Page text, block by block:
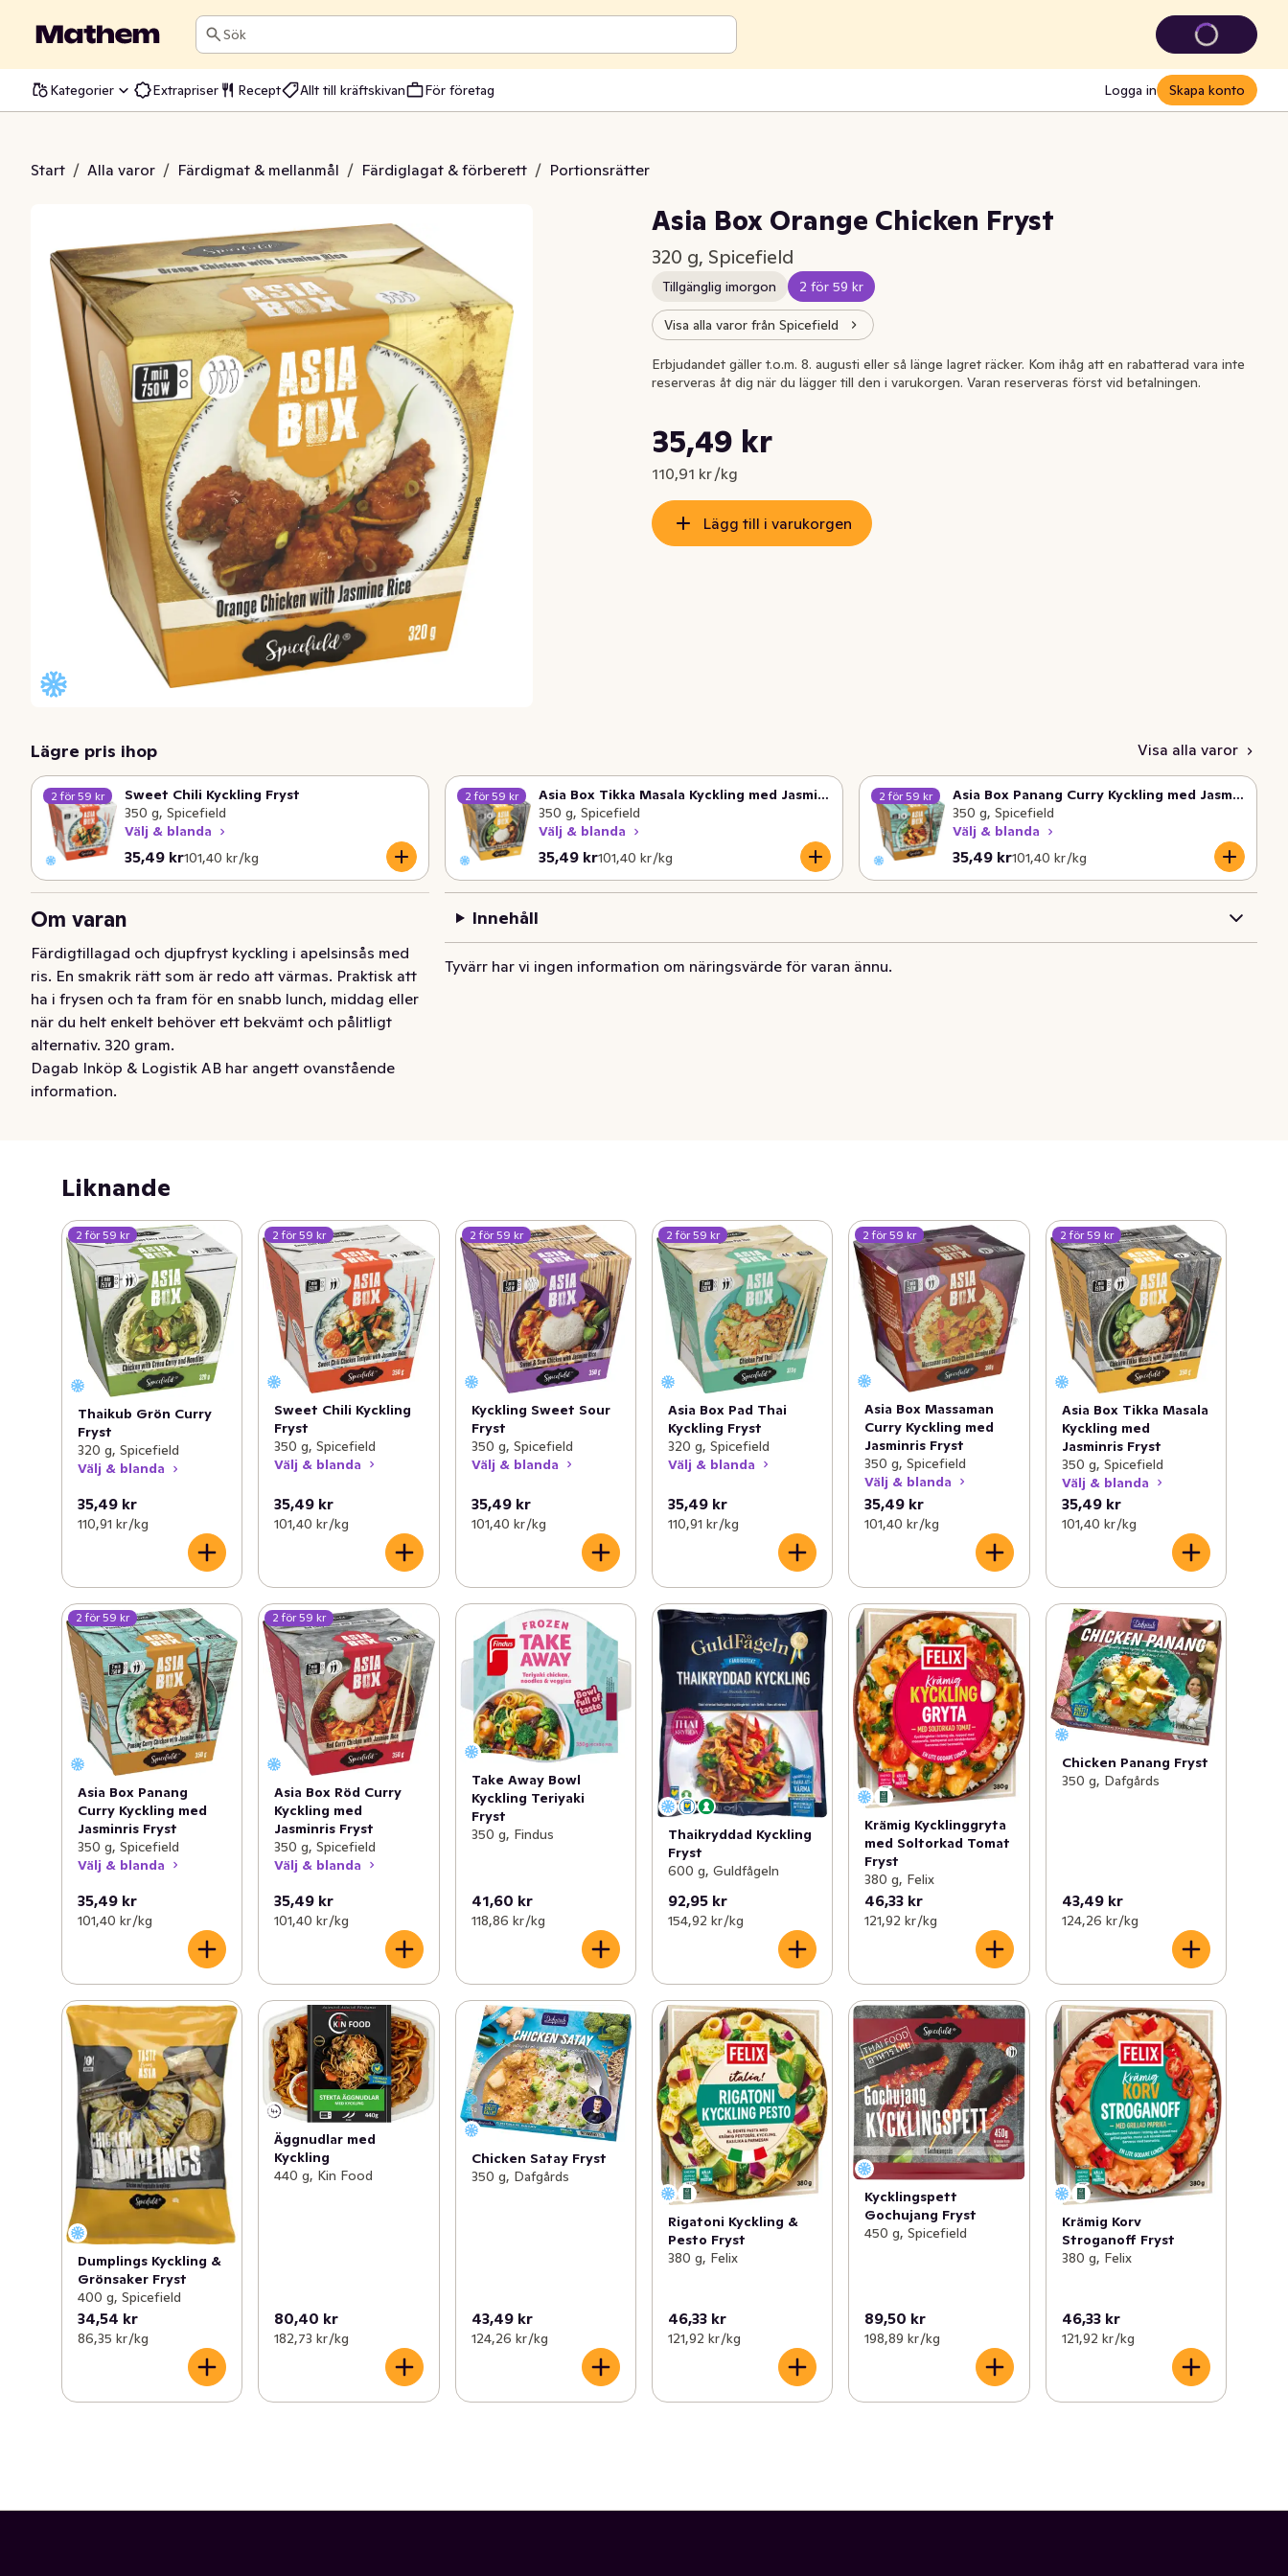
Sök
Kategorier Extrapriser Recept Allt till kräftskivan För företag Logga in Skapa konto
Start / Alla varor / Färdigmat & mellanmål / Färdiglagat & förberett / Portionsrätter
Chicken Fryst
Asia Box Orange Chicken Fryst
320 g, Spicefield
Tillgänglig imorgon 2 för 59 kr
Visa alla varor från Spicefield
Nuvarande pris är: 35,49 kr
35,49 kr
110,91 kr /kg
Styckpris: 110,91 kr /kg
Erbjudandet gäller t.o.m. 8. augusti eller så länge lagret räcker. Kom ihåg att en rabatterad vara inte
reserveras åt dig när du lägger till den i varukorgen. Varan reserveras först vid betalningen.
Lägg till i varukorgen
Lägre pris ihop Visa alla varor
2 för 59 kr
Sweet Chili Kyckling Fryst
350 g, Spicefield
Välj & blanda
35,49 kr
Nuvarande pris är: 35,49 kr
101,40 kr /kg
Styckpris: 101,40 kr /kg
2 för 59 kr
Asia Box Tikka Masala Kyckling med Jasminris Fryst
350 g, Spicefield
Välj & blanda
35,49 kr
Nuvarande pris är: 35,49 kr
101,40 kr /kg
Styckpris: 101,40 kr /kg
2 för 59 kr
Asia Box Panang Curry Kyckling med Jasminris Fryst
350 g, Spicefield
Välj & blanda
35,49 kr
Nuvarande pris är: 35,49 kr
101,40 kr /kg
Styckpris: 101,40 kr /kg
Om varan
Färdigtillagad och djupfryst kyckling i apelsinsås med
ris. En smakrik rätt som är redo att värmas. Praktisk att
ha i frysen och ta fram för en snabb lunch, middag eller
när du helt enkelt behöver ett bekvämt och pålitligt
alternativ. 320 gram.
Dagab Inköp & Logistik AB har angett ovanstående
information.
Innehåll
Tyvärr har vi ingen information om näringsvärde för varan ännu.
Liknande
2 för 59 kr
Thaikub Grön Curry
Fryst
320 g, Spicefield
Välj & blanda
35,49 kr
110,91 kr /kg
2 för 59 kr
Sweet Chili Kyckling
Fryst
350 g, Spicefield
Välj & blanda
35,49 kr
101,40 kr /kg
2 för 59 kr
Kyckling Sweet Sour
Fryst
350 g, Spicefield
Välj & blanda
35,49 kr
101,40 kr /kg
2 för 59 kr
Asia Box Pad Thai
Kyckling Fryst
320 g, Spicefield
Välj & blanda
35,49 kr
110,91 kr /kg
2 för 59 kr
Asia Box Massaman
Curry Kyckling med
Jasminris Fryst
350 g, Spicefield
Välj & blanda
35,49 kr
101,40 kr /kg
2 för 59 kr
Asia Box Tikka Masala
Kyckling med
Jasminris Fryst
350 g, Spicefield
Välj & blanda
35,49 kr
101,40 kr /kg
2 för 59 kr
Asia Box Panang
Curry Kyckling med
Jasminris Fryst
350 g, Spicefield
Välj & blanda
35,49 kr
101,40 kr /kg
2 för 59 kr
Asia Box Röd Curry
Kyckling med
Jasminris Fryst
350 g, Spicefield
Välj & blanda
35,49 kr
101,40 kr /kg
Take Away Bowl
Kyckling Teriyaki
Fryst
350 g, Findus
41,60 kr
118,86 kr /kg
Thaikryddad Kyckling
Fryst
600 g, Guldfågeln
92,95 kr
154,92 kr /kg
Krämig Kycklinggryta
med Soltorkad Tomat
Fryst
380 g, Felix
46,33 kr
121,92 kr /kg
Chicken Panang Fryst
350 g, Dafgårds
43,49 kr
124,26 kr /kg
Dumplings Kyckling &
Grönsaker Fryst
400 g, Spicefield
34,54 kr
86,35 kr /kg
Äggnudlar med
Kyckling
440 g, Kin Food
80,40 kr
182,73 kr /kg
Chicken Satay Fryst
350 g, Dafgårds
43,49 kr
124,26 kr /kg
Rigatoni Kyckling &
Pesto Fryst
380 g, Felix
46,33 kr
121,92 kr /kg
Kycklingspett
Gochujang Fryst
450 g, Spicefield
89,50 kr
198,89 kr /kg
Krämig Korv
Stroganoff Fryst
380 g, Felix
46,33 kr
121,92 kr /kg